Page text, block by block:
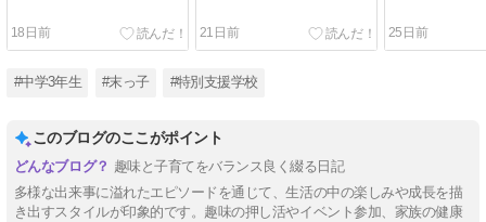
18日前 21日前 25日前
#中学3年生 #末っ子 #特別支援学校
このブログのここがポイント
趣味と子育てをバランス良く綴る日記
多様な出来事に溢れたエピソードを通じて、生活の中の楽しみや成長を描
き出すスタイルが印象的です。趣味の押し活やイベント参加、家族の健康